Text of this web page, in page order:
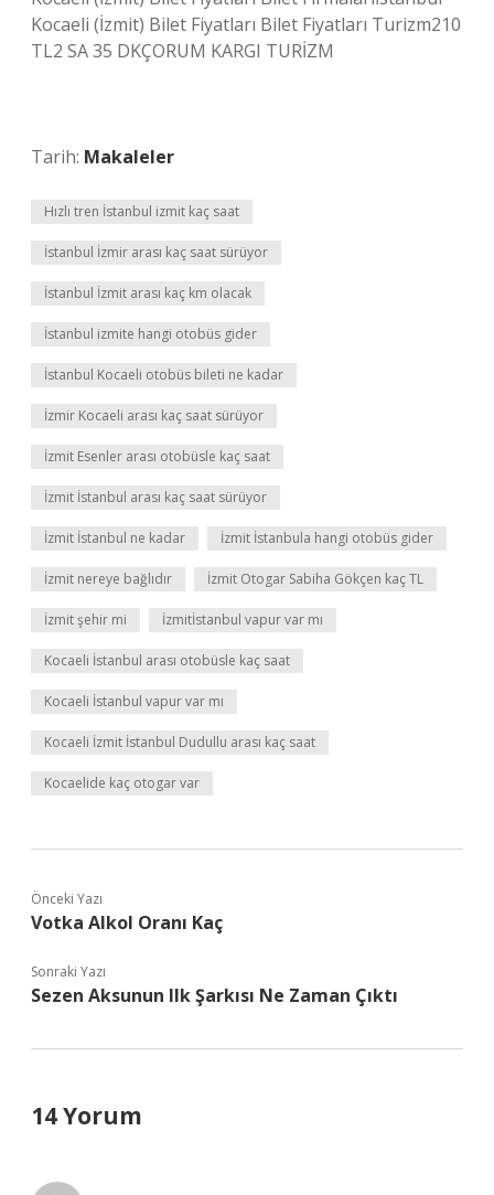
Kocaeli (İzmit) Bilet Fiyatları Bilet Fiyatları Turizm210
TL2 SA 35 DKÇORUM KARGI TURİZM
Tarih: Makaleler
Hızlı tren İstanbul izmit kaç saat
İstanbul İzmir arası kaç saat sürüyor
İstanbul İzmit arası kaç km olacak
İstanbul izmite hangi otobüs gider
İstanbul Kocaeli otobüs bileti ne kadar
İzmir Kocaeli arası kaç saat sürüyor
İzmit Esenler arası otobüsle kaç saat
İzmit İstanbul arası kaç saat sürüyor
İzmit İstanbul ne kadar İzmit İstanbula hangi otobüs gider
İzmit nereye bağlıdır İzmit Otogar Sabiha Gökçen kaç TL
İzmit şehir mi İzmitİstanbul vapur var mı
Kocaeli İstanbul arası otobüsle kaç saat
Kocaeli İstanbul vapur var mı
Kocaeli İzmit İstanbul Dudullu arası kaç saat
Kocaelide kaç otogar var
Önceki Yazı
Votka Alkol Oranı Kaç
Sonraki Yazı
Sezen Aksunun Ilk Şarkısı Ne Zaman Çıktı
14 Yorum